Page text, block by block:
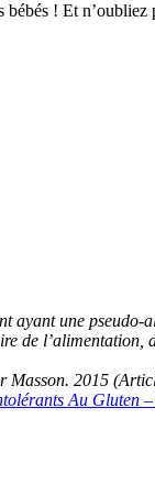
! Et
une pseudo-
l’alimentation,
2015
Au Gluten –